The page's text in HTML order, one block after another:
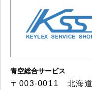
青空総合サービス
〒003-0011 北海道